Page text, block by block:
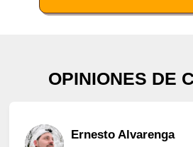
OPINIONES DE
Ernesto Alvarenga